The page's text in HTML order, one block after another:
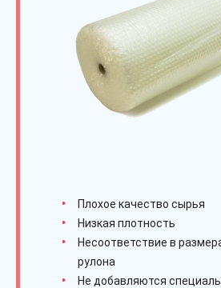
Плохое качество сырья
Низкая плотность
Несоответствие в
рулона
Не добавляются